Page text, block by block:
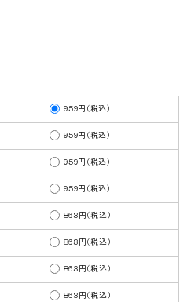
959円(税込)
959円(税込)
959円(税込)
959円(税込)
863円(税込)
863円(税込)
863円(税込)
863円(税込)